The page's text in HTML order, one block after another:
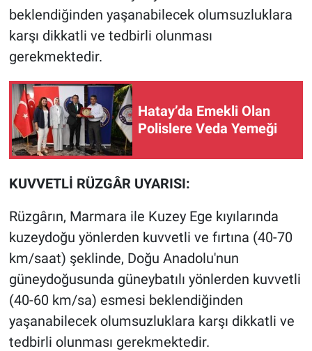
beklendiğinden yaşanabilecek olumsuzluklara
karşı dikkatli ve tedbirli olunması
gerekmektedir.
Hatay’da Emekli Olan
Polislere Veda Yemeği
KUVVETLİ RÜZGÂR UYARISI:
Rüzgârın, Marmara ile Kuzey Ege kıyılarında
kuzeydoğu yönlerden kuvvetli ve fırtına (40-70
km/saat) şeklinde, Doğu Anadolu'nun
güneydoğusunda güneybatılı yönlerden kuvvetli
(40-60 km/sa) esmesi beklendiğinden
yaşanabilecek olumsuzluklara karşı dikkatli ve
tedbirli olunması gerekmektedir.